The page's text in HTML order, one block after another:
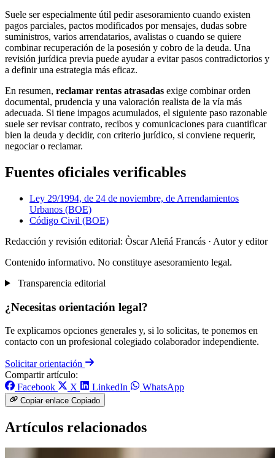
Suele ser especialmente útil pedir asesoramiento cuando existen
pagos parciales, pactos modificados por mensajes, dudas sobre
suministros, varios arrendatarios, avalistas o cuando se quiere
combinar recuperación de la posesión y cobro de la deuda. Una
revisión jurídica previa puede ayudar a evitar pasos contradictorios y
a definir una estrategia más eficaz.
En resumen, reclamar rentas atrasadas exige combinar orden
documental, prudencia y una valoración realista de la vía más
adecuada. Si tiene impagos acumulados, el siguiente paso razonable
suele ser revisar contrato, recibos y comunicaciones para cuantificar
bien la deuda y decidir, con criterio jurídico, si conviene requerir,
negociar o reclamar.
Fuentes oficiales verificables
Ley 29/1994, de 24 de noviembre, de Arrendamientos
Urbanos (BOE)
Código Civil (BOE)
Redacción y revisión editorial: Òscar Aleñá Francás · Autor y editor
Contenido informativo. No constituye asesoramiento legal.
Transparencia editorial
¿Necesitas orientación legal?
Te explicamos opciones generales y, si lo solicitas, te ponemos en
contacto con un profesional colegiado colaborador independiente.
Solicitar orientación
Compartir artículo:
Facebook
X LinkedIn WhatsApp
Copiar enlace Copiado
Artículos relacionados